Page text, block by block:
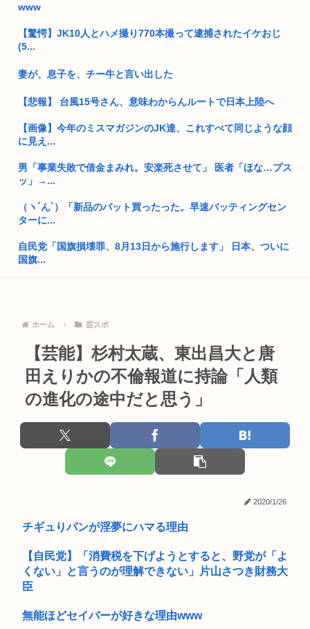
年...
ワイ25歳人生に疲れて女ホルを打ち始める
もして...
トー横キッズ、ジャップの大人に失望「相談しても具体的に何
【特殊性癖あり】遊戯王、がんばれゴエモンのヤエちゃんの新
【画像】女の子、パンティの種類が多すぎる
麻辣湯、必死にステマされるも日本人男性から見向きもされな
い
性行為の同意のお勉強漫画が192.1万バズ！！！お前らもこれ
で勉...
西村ゆか氏がひろゆき新党に難色を示す理由「日本に戻るの怖
ホモガキ、今年も晒される
おばさん、電車内で「痴漢！痴漢！」と大騒ぎ
片山さつき、高市反逆罪で粛清へwww
【動画】高市早苗さん、広島の被爆者代表を睨みつけてしまい
お盆休み3日目はじめる 高市早苗「休みは義務よ
www
【驚愕】JK10人とハメ撮り770本撮って逮捕されたイケおじ
(5...
妻が、息子を、チー牛と言い出した
【悲報】 台風15号さん、意味わからんルートで日本上陸へ
【画像】今年のミスマガジンのJK達、これすべて同じような顔
に見え...
男「事業失敗で借金まみれ。安楽死させて」 医者「ほな…プス
ッ」→...
（ヽ´ん`）「新品のバット買ったった。早速バッティングセン
ターに...
自民党「国旗損壊罪、8月13日から施行します」 日本、ついに
国旗...
億円突...
高市おサナ、被爆者代表を睨み付けてしまいバチクソ炎上し始
めるw ...
中国製の動画生成AI「MiniMaxH3」、動画や画像、音楽の参...
Z世代が暮らす学生寮、学食のメニューがカレーだけになる
イオンモール爆発事故「避難後は戻らない」マニュアル機能せ
ィギ...
長崎の語り部のお爺さん、学生から「日本も核武装が必要」と
言われ発...
50代土木おぢ、39.6℃の猛暑の中で作業→熱中症疑いで死亡…
ホーム 芸スポ
【芸能】杉村太蔵、東出昌大と唐
田えりかの不倫報道に持論「人類
の進化の途中だと思う」
2020/1/26
チギュりパンが淫夢にハマる理由
【自民党】「消費税を下げようとすると、野党が「よ
くない」と言うのが理解できない」片山さつき財務大
臣
無能ほどセイバーが好きな理由www